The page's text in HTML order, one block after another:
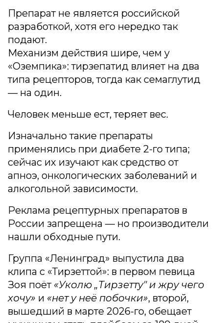
Препарат не является российской
разработкой, хотя его нередко так
подают.
Механизм действия шире, чем у
«Оземпика»: тирзепатид влияет на два
типа рецепторов, тогда как семаглутид
— на один.
Человек меньше ест, теряет вес.
Изначально такие препараты
применялись при диабете 2-го типа;
сейчас их изучают как средство от
апноэ, онкологических заболеваний и
алкогольной зависимости.
Реклама рецептурных препаратов в
России запрещена — но производители
нашли обходные пути.
Группа «Ленинград» выпустила два
клипа с «Тирзеттой»: в первом певица
Зоя поёт «Уколю „Тирзетту" и жру чего
хочу» и «нет у неё побочки», второй,
вышедший в марте 2026-го, обещает